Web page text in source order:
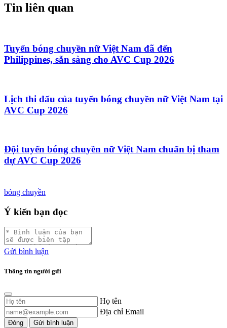
Tin liên quan
Tuyển bóng chuyền nữ Việt Nam đã đến
Philippines, sẵn sàng cho AVC Cup 2026
Lịch thi đấu của tuyển bóng chuyền nữ Việt Nam tại
AVC Cup 2026
Đội tuyển bóng chuyền nữ Việt Nam chuẩn bị tham
dự AVC Cup 2026
bóng chuyền
Ý kiến bạn đọc
Gửi bình luận
Thông tin người gửi
Họ tên
Địa chỉ Email
Đóng Gửi bình luận